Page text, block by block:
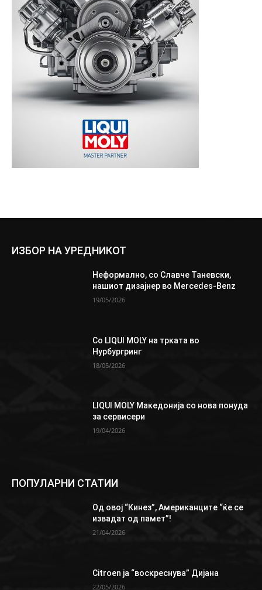
ИЗБОР НА УРЕДНИКОТ
Неформално, со Славче Таневски,
нашиот дизајнер во Mercedes-Benz
19/05/2026
Со LIQUI MOLY на трката во
Нурбургринг
18/05/2026
LIQUI MOLY Македонија со нова понуда
за сервисери
19/04/2026
ПОПУЛАРНИ СТАТИИ
Од овој “Кинез”, Aмериканците “ќе се
извадат од памет”!
21/04/2026
Citroen ја “воскреснува” Дијана
22/05/2026